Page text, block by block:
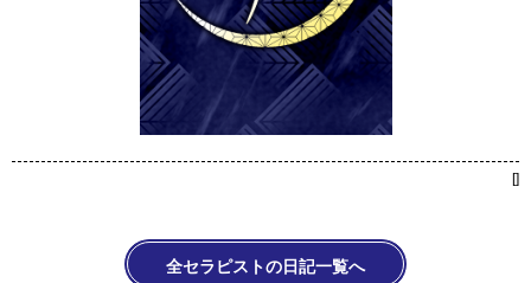
[]
全セラピストの日記一覧へ